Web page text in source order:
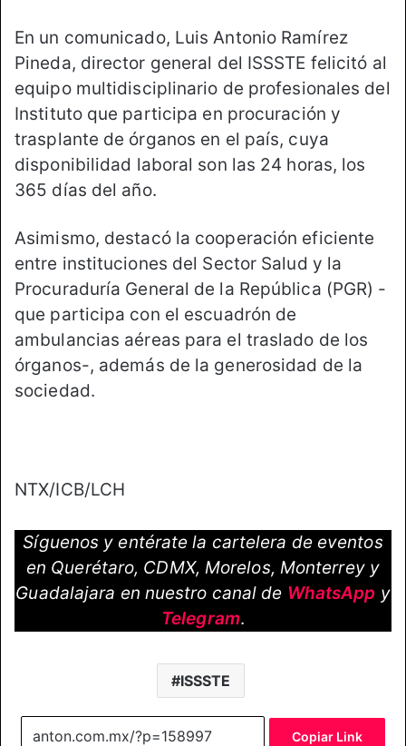
En un comunicado, Luis Antonio Ramírez
Pineda, director general del ISSSTE felicitó al
equipo multidisciplinario de profesionales del
Instituto que participa en procuración y
trasplante de órganos en el país, cuya
disponibilidad laboral son las 24 horas, los
365 días del año.
Asimismo, destacó la cooperación eficiente
entre instituciones del Sector Salud y la
Procuraduría General de la República (PGR) -
que participa con el escuadrón de
ambulancias aéreas para el traslado de los
órganos-, además de la generosidad de la
sociedad.
NTX/ICB/LCH
Síguenos y entérate la cartelera de eventos
en Querétaro, CDMX, Morelos, Monterrey y
Guadalajara en nuestro canal de WhatsApp y
Telegram.
ISSSTE
Copiar Link